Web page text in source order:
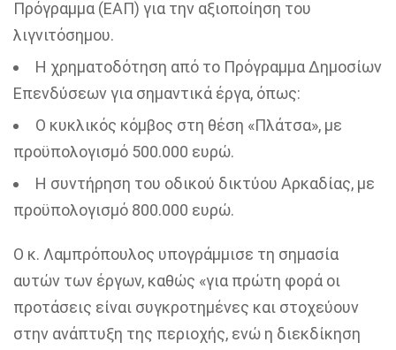
Πρόγραμμα (ΕΑΠ) για την αξιοποίηση του
λιγνιτόσημου.
Η χρηματοδότηση από το Πρόγραμμα Δημοσίων
Επενδύσεων για σημαντικά έργα, όπως:
Ο κυκλικός κόμβος στη θέση «Πλάτσα», με
προϋπολογισμό 500.000 ευρώ.
Η συντήρηση του οδικού δικτύου Αρκαδίας, με
προϋπολογισμό 800.000 ευρώ.
Ο κ. Λαμπρόπουλος υπογράμμισε τη σημασία
αυτών των έργων, καθώς «για πρώτη φορά οι
προτάσεις είναι συγκροτημένες και στοχεύουν
στην ανάπτυξη της περιοχής, ενώ η διεκδίκηση